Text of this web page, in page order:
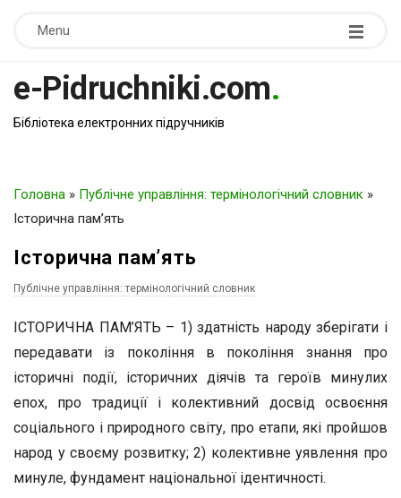
Menu
e-Pidruchniki.com.
Бібліотека електронних підручників
Головна » Публічне управління: термінологічний словник »
Історична пам’ять
Історична пам’ять
Публічне управління: термінологічний словник
ІСТОРИЧНА ПАМ’ЯТЬ – 1) здатність народу зберігати і
передавати із покоління в покоління знання про
історичні події, історичних діячів та героїв минулих
епох, про традиції і колективний досвід освоєння
соціального і природного світу, про етапи, які пройшов
народ у своєму розвитку; 2) колективне уявлення про
минуле, фундамент національної ідентичності.